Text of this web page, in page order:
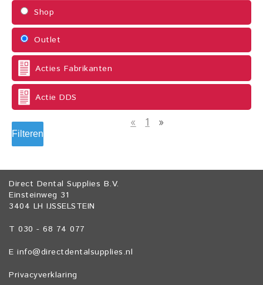
Shop
Outlet
Acties Fabrikanten
Actie DDS
Filteren
« 1 »
Direct Dental Supplies B.V.
Einsteinweg 31
3404 LH IJSSELSTEIN
T 030 - 68 74 077
E info@directdentalsupplies.nl
Privacyverklaring